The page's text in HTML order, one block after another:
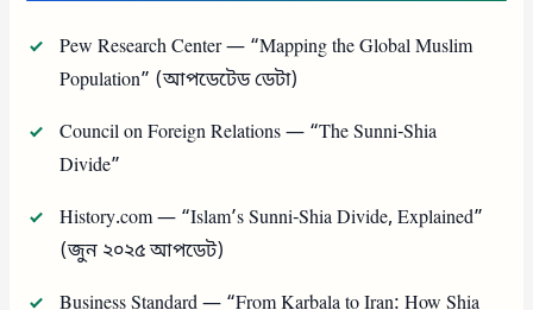
Pew Research Center — “Mapping the Global Muslim
Population” (আপডেটেড ডেটা)
Council on Foreign Relations — “The Sunni-Shia
Divide”
History.com — “Islam’s Sunni-Shia Divide, Explained”
(জুন ২০২৫ আপডেট)
Business Standard — “From Karbala to Iran: How Shia